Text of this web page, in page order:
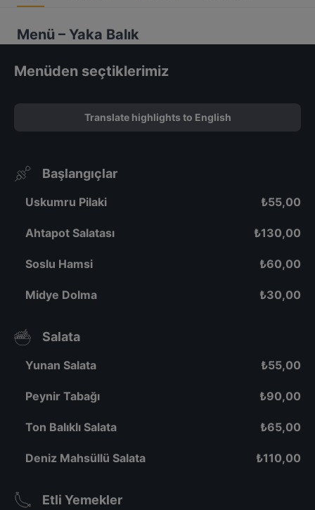
Menü – Yaka Balık
Menüden seçtiklerimiz
Translate highlights to English
Başlangıçlar
Uskumru Pilaki ₺55,00
Ahtapot Salatası ₺130,00
Soslu Hamsi ₺60,00
Midye Dolma ₺30,00
Salata
Yunan Salata ₺55,00
Peynir Tabağı ₺90,00
Ton Balıklı Salata ₺65,00
Deniz Mahsüllü Salata ₺110,00
Etli Yemekler